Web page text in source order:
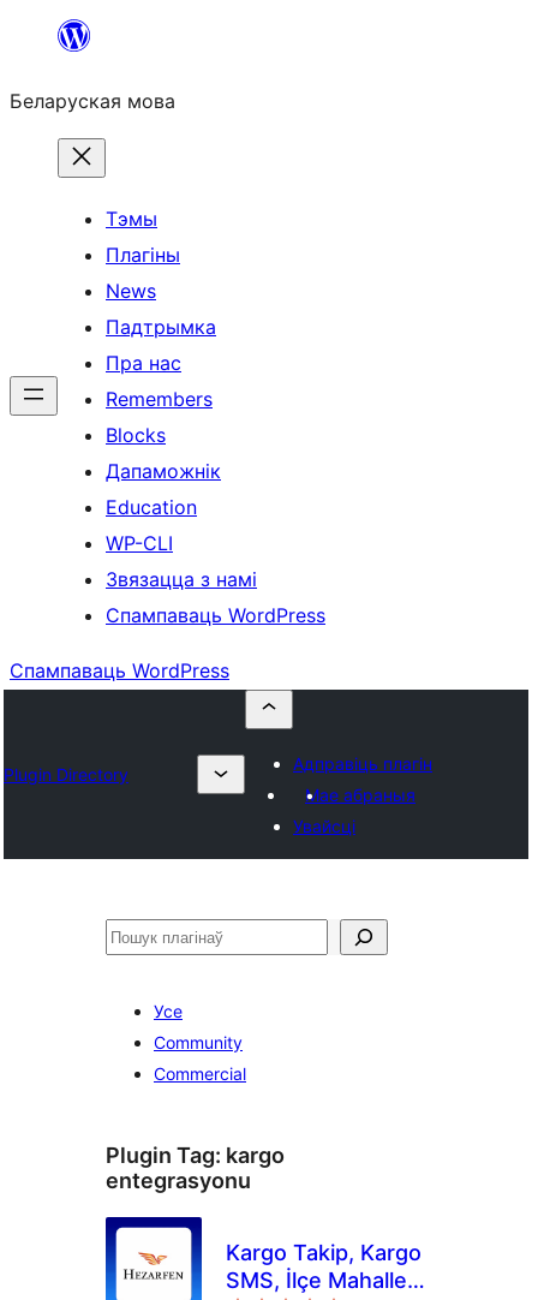
Перайсці
змесціва
Беларуская мова
Тэмы
Плагіны
News
Падтрымка
Пра нас
Remembers
Blocks
Дапаможнік
Education
WP-CLI
Звязацца з намі
Спампаваць WordPress
Спампаваць WordPress
Plugin Directory
Адправіць плагін
Мае абраныя
Увайсці
Пошук
Усе
Community
Commercial
Plugin Tag: kargo
entegrasyonu
Kargo Takip, Kargo
SMS, İlçe Mahalle